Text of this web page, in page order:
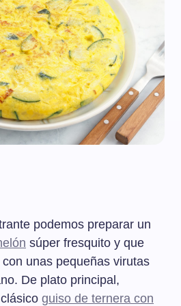
podemos preparar un
súper fresquito y que
unas pequeñas virutas
De plato principal,
guiso de ternera con